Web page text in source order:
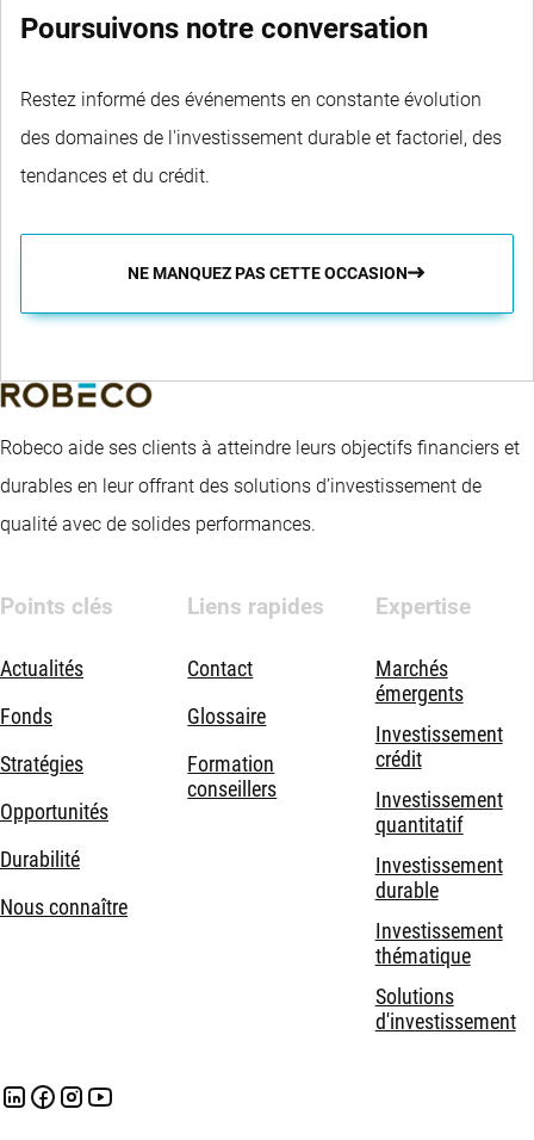
Poursuivons notre conversation
Restez informé des événements en constante évolution
des domaines de l'investissement durable et factoriel, des
tendances et du crédit.
NE MANQUEZ PAS CETTE OCCASION
Robeco aide ses clients à atteindre leurs objectifs financiers et
durables en leur offrant des solutions d’investissement de
qualité avec de solides performances.
Points clés
Actualités
Fonds
Stratégies
Opportunités
Durabilité
Nous connaître
Liens rapides
Contact
Glossaire
Formation
conseillers
Expertise
Marchés
émergents
Investissement
crédit
Investissement
quantitatif
Investissement
durable
Investissement
thématique
Solutions
d'investissement